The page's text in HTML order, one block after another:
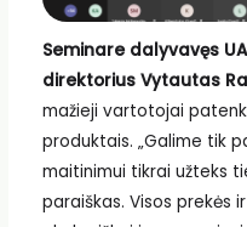
Seminare dalyvavęs
direktorius Vytautas
mažieji vartotojai
produktais. „Galime tik
maitinimui tikrai užteks
paraiškas. Visos prekės